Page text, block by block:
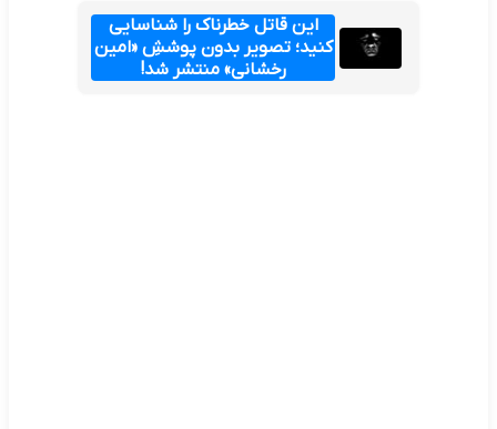
این قاتل خطرناک را شناسایی
کنید؛ تصویر بدون پوششِ «امین
رخشانی» منتشر شد!